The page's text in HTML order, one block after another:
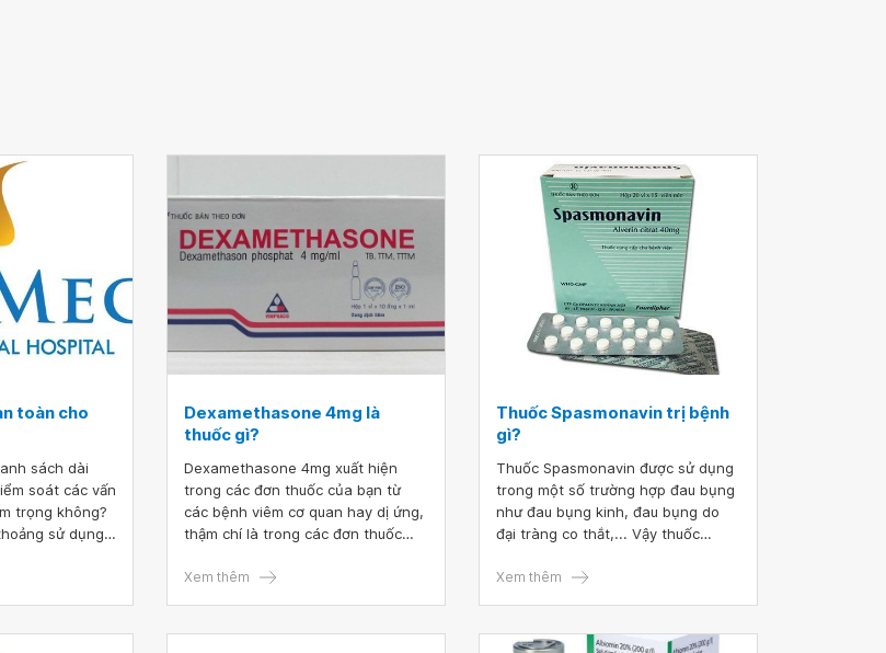
toàn cho
sách dài
soát các vấn
trọng không?
sử dụng
có thể làm
trong quá
Dexamethasone 4mg là
thuốc gì?
Dexamethasone 4mg xuất hiện
trong các đơn thuốc của bạn từ
các bệnh viêm cơ quan hay dị ứng,
thậm chí là trong các đơn thuốc
dexamethasone 4mg là thuốc gì?
Xem thêm
Thuốc Spasmonavin trị bệnh
gì?
Thuốc Spasmonavin được sử dụng
trong một số trường hợp đau bụng
như đau bụng kinh, đau bụng do
đại tràng co thắt,... Vậy thuốc
được sử dụng như thế nào?
Xem thêm